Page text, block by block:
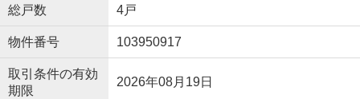
総戸数 4戸
物件番号 103950917
取引条件の有効
期限
2026年08月19日